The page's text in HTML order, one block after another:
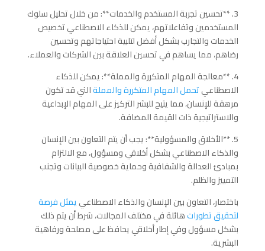
3. **تحسين تجربة المستخدم والخدمات**: من خلال تحليل سلوك
المستخدمين وتفاعلاتهم، يمكن للذكاء الاصطناعي تخصيص
الخدمات والتجارب بشكل أفضل لتلبية احتياجاتهم وتحسين
رضاهم، مما يساهم في تحسين العلاقة بين الشركات والعملاء.
4. **معالجة المهام المتكررة والمملة**: يمكن للذكاء
الاصطناعيتحمل المهام المتكررة والمملةالتي قد تكون
مرهقة للإنسان، مما يتيح للبشر التركيز على المهام الإبداعية
والاستراتيجية ذات القيمة المضافة.
5. **الأخلاق والمسؤولية**: يجب أن يتم التعاون بين الإنسان
والذكاء الاصطناعي بشكل أخلاقي ومسؤول، مع الالتزام
بمبادئ العدالة والشفافية وحماية خصوصية البيانات وتجنب
التمييز والظلم.
باختصار، التعاون بين الإنسان والذكاء الاصطناعييمثل فرصة
لتحقيق تطوراتهائلة في مختلف المجالات، شرط أن يتم ذلك
بشكل مسؤول وفي إطار أخلاقي يحافظ على مصلحة ورفاهية
البشرية.